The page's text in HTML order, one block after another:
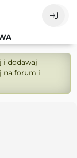
i dodawaj
na forum i